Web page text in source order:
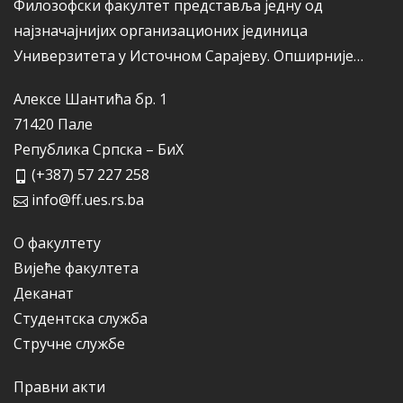
Филозофски факултет представља једну од
најзначајнијих организационих јединица
Универзитета у Источном Сарајеву. Опширније…
Алексе Шантића бр. 1
71420 Пале
Република Српска – БиХ
(+387) 57 227 258
info@ff.ues.rs.ba
О факултету
Вијеће факултета
Деканат
Студентска служба
Стручне службе
Правни акти